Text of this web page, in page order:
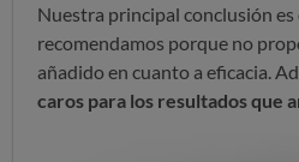
Nuestra principal conclusión es
recomendamos porque no
añadido en cuanto a eficacia.
caros para los resultados que